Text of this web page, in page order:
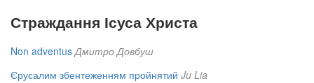
Страждання Ісуса Христа
Non adventus Дмитро Довбуш
Єрусалим збентеженням пройнятий Ju Lia